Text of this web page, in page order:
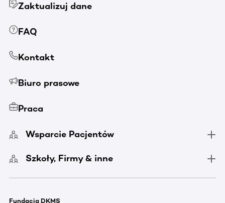
Zaktualizuj dane
FAQ
Kontakt
Biuro prasowe
Praca
Wsparcie Pacjentów
Szkoły, Firmy & inne
Fundacja DKMS